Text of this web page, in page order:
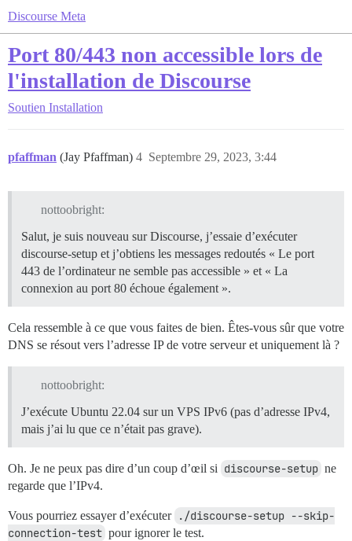
Discourse Meta
Port 80/443 non accessible lors de
l'installation de Discourse
Soutien Installation
pfaffman (Jay Pfaffman) Septembre 29, 2023, 3:44
4
nottoobright:
Salut, je suis nouveau sur Discourse, j’essaie d’exécuter
discourse-setup et j’obtiens les messages redoutés « Le port
443 de l’ordinateur ne semble pas accessible » et « La
connexion au port 80 échoue également ».
Cela ressemble à ce que vous faites de bien. Êtes-vous sûr que votre
DNS se résout vers l’adresse IP de votre serveur et uniquement là ?
nottoobright:
J’exécute Ubuntu 22.04 sur un VPS IPv6 (pas d’adresse IPv4,
mais j’ai lu que ce n’était pas grave).
Oh. Je ne peux pas dire d’un coup d’œil si discourse-setup ne
regarde que l’IPv4.
Vous pourriez essayer d’exécuter ./discourse-setup --skip-
connection-test pour ignorer le test.